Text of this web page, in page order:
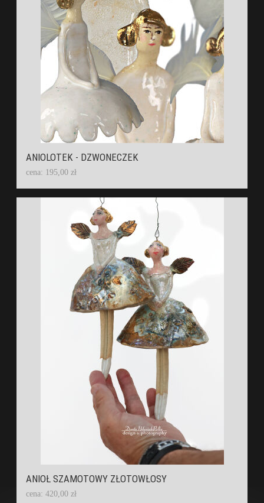
ANIOLOTEK - DZWONECZEK
cena: 195,00 zł
ANIOŁ SZAMOTOWY ZŁOTOWŁOSY
cena: 420,00 zł